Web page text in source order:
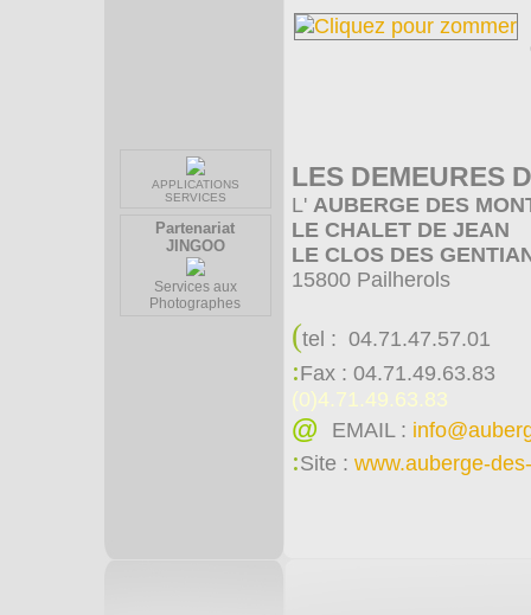
APPLICATIONS
SERVICES
Partenariat
JINGOO
Services aux
Photographes
LES DEMEURES
L' AUBERGE DES
LE CHALET DE JEAN
LE CLOS DES
15800 Pailherols
(tel : 04.71.47.57.01
:Fax : 04.71.49.63.83
(0)4.71.49.63.83
@ EMAIL :
:Site : www.auberge-